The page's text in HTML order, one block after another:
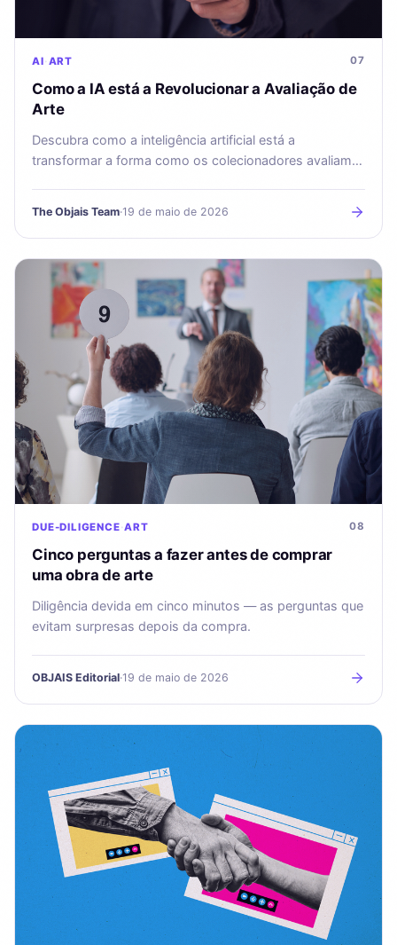
07
AI ART
Como a IA está a Revolucionar a Avaliação de
Arte
Descubra como a inteligência artificial está a
transformar a forma como os colecionadores avaliam,
The Objais Team·19 de maio de 2026
08
DUE-DILIGENCE ART
Cinco perguntas a fazer antes de comprar
uma obra de arte
Diligência devida em cinco minutos — as perguntas que
evitam surpresas depois da compra.
OBJAIS Editorial·19 de maio de 2026